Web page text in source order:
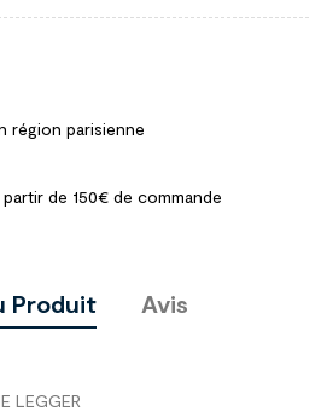
région parisienne
de 150€ de commande
Produit Avis
LEGGER